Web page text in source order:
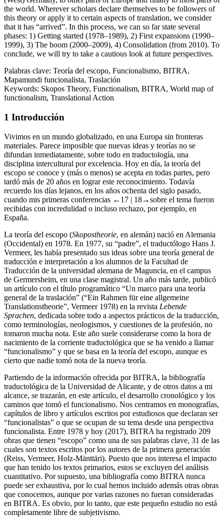
(West) Germany, to other parts of Europe and finally to most parts of
the world. Wherever scholars declare themselves to be followers of
this theory or apply it to certain aspects of translation, we consider
that it has “arrived”. In this process, we can so far state several
phases: 1) Getting started (1978–1989), 2) First expansions (1990–
1999), 3) The boom (2000–2009), 4) Consolidation (from 2010). To
Palabras clave: Teoría del escopo, Funcionalismo, BITRA,
Mapamundi funcionalista, Traslación
Keywords: Skopos Theory, Functionalism, BITRA, World map of
Vivimos en un mundo globalizado, en una Europa sin fronteras
materiales. Parece imposible que nuevas ideas y teorías no se
difundan inmediatamente, sobre todo en traductología, una
disciplina intercultural por excelencia. Hoy en día, la teoría del
escopo se conoce y (más o menos) se acepta en todas partes, pero
tardó más de 20 años en lograr este reconocimiento. Todavía
recuerdo los días lejanos, en los años ochenta del siglo pasado,
cuando mis primeras conferencias←17 |18→sobre el tema fueron
recibidas con incredulidad o incluso rechazo, por ejemplo, en
La teoría del escopo ( Skopostheorie, en alemán) nació en Alemania
(Occidental) en 1978. En 1977, su “padre”, el traductólogo Hans J.
Vermeer, les había presentado sus ideas sobre una teoría general de
traducción e interpretación a los alumnos de la Facultad de
Traducción de la universidad alemana de Maguncia, en el campus
de Germersheim, en una clase magistral. Un año más tarde, publicó
un artículo con el título programático “Un marco para una teoría
general de la traslación” (“Ein Rahmen für eine allgemeine
Translationstheorie”, Vermeer1978) en la revistaLebende
Sprachen, dedicada sobre todo a aspectos prácticos de la traducción,
como terminologías, neologismos, y cuestiones de la profesión, no
tomaron mucha nota. Este año suele considerarse como la hora de
nacimiento de la corriente traductológica que se ha venido a llamar
“funcionalismo” y que se basa en la teoría del escopo, aunque es
Partiendo de la información ofrecida por BITRA, la bibliografía
traductológica de la Universidad de Alicante, y de otros datos a mi
alcance, se trazarán, en este artículo, el desarrollo cronológico y los
caminos que tomó el funcionalismo. Nos centramos en monografías,
capítulos de libro y artículos escritos por estudiosos que declaran ser
“funcionalistas” o que se ocupan de su tema desde una perspectiva
funcionalista. Entre 1978 y hoy (2017), BITRA ha registrado 209
obras que tienen “escopo” como una de sus palabras clave, 31 de las
cuales son textos escritos por los autores de la primera generación
(Reiss, Vermeer, Holz-Mänttäri). Puesto que nos interesa el impacto
que han tenido los textos primarios, estos se excluyen del análisis
cuantitativo. Por supuesto, una bibliografía como BITRA nunca
puede ser exhaustiva, por lo cual hemos incluido además otras obras
que conocemos, aunque por varias razones no fueran consideradas
en BITRA. Es obvio, por lo tanto, que este pequeño estudio no está